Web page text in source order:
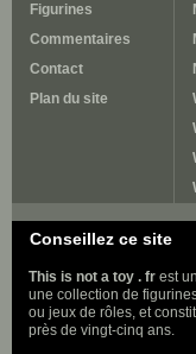
Figurines
Commentaires
Contact
Plan du site
Conseillez ce site
This is not a toy . fr est
une collection de
ou jeux de rôles, et
près de vingt-cinq ans.